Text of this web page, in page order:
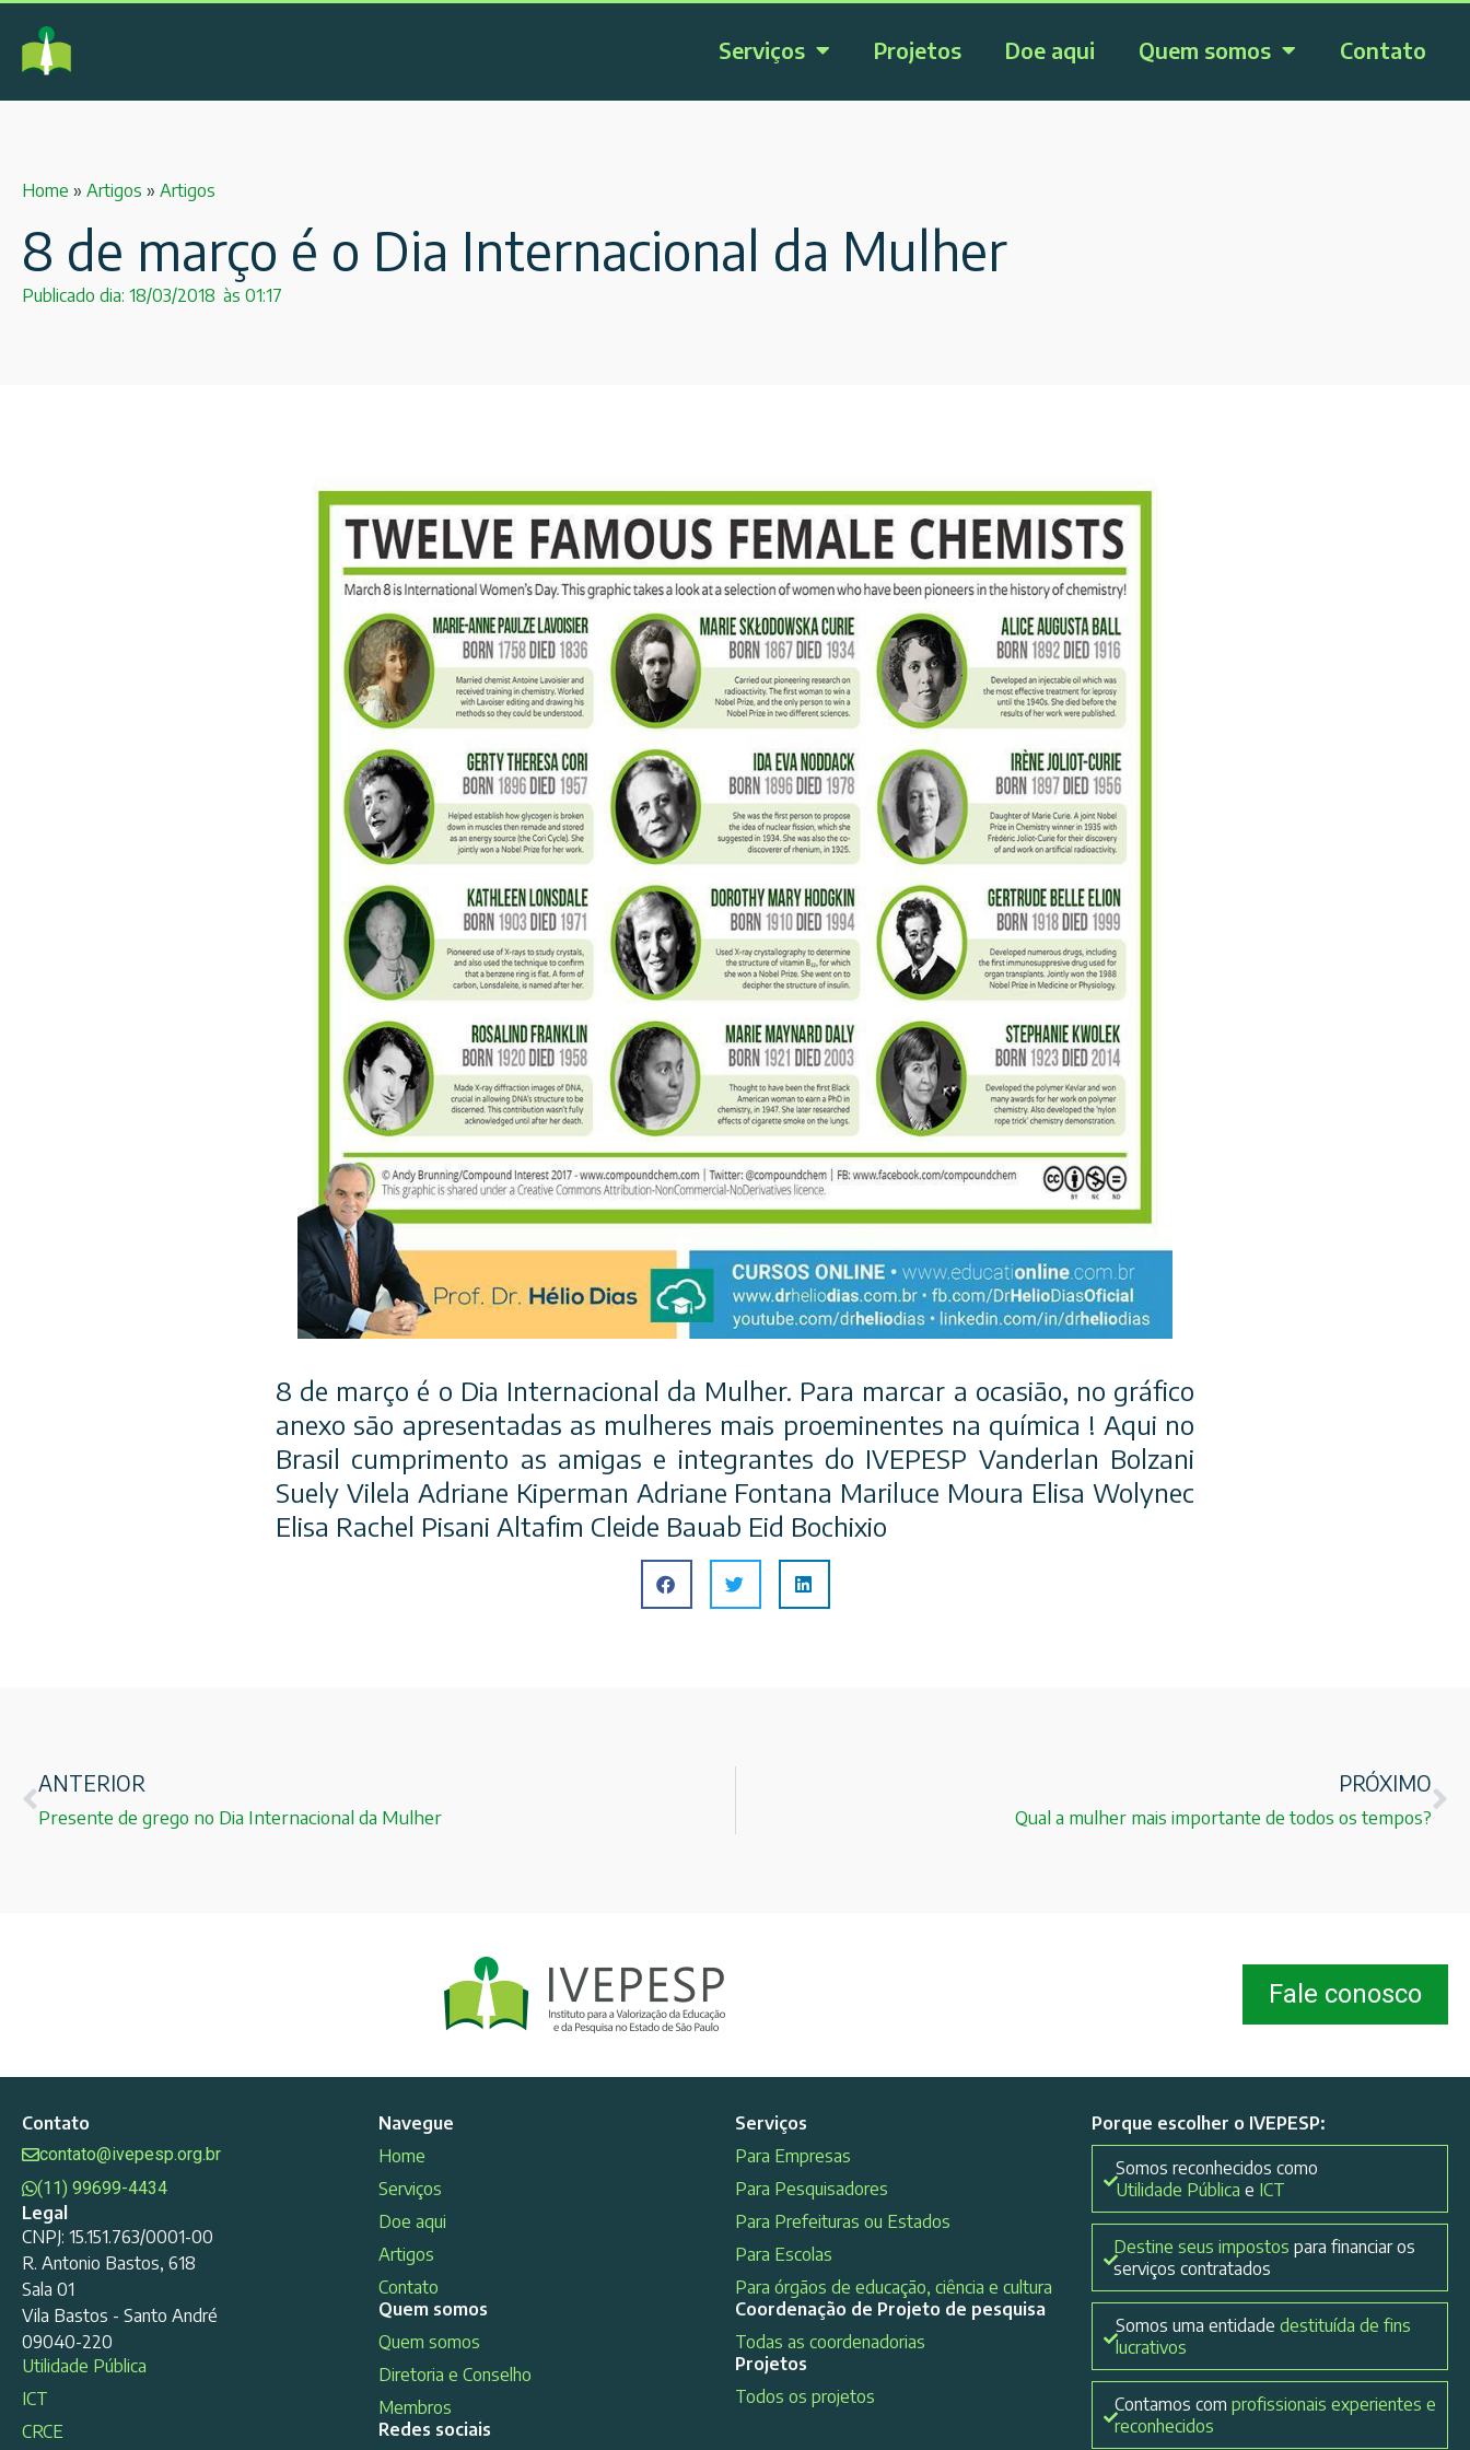
Serviços Projetos Doe aqui Quem somos Contato
Home » Artigos » Artigos
8 de março é o Dia Internacional da Mulher
Publicado dia: 18/03/2018 às 01:17
8 de março é o Dia Internacional da Mulher. Para marcar a ocasião, no gráfico
anexo são apresentadas as mulheres mais proeminentes na química ! Aqui no
Brasil cumprimento as amigas e integrantes do IVEPESP Vanderlan Bolzani
Suely Vilela Adriane Kiperman Adriane Fontana Mariluce Moura Elisa Wolynec
Elisa Rachel Pisani Altafim Cleide Bauab Eid Bochixio
ANTERIOR
Presente de grego no Dia Internacional da Mulher
PRÓXIMO
Qual a mulher mais importante de todos os tempos?
Fale conosco
Contato
contato@ivepesp.org.br
(11) 99699-4434
Legal
CNPJ: 15.151.763/0001-00
R. Antonio Bastos, 618
Sala 01
Vila Bastos - Santo André
09040-220
Utilidade Pública
ICT
CRCE
Navegue
Home
Serviços
Doe aqui
Artigos
Contato
Quem somos
Quem somos
Diretoria e Conselho
Membros
Redes sociais
Serviços
Para Empresas
Para Pesquisadores
Para Prefeituras ou Estados
Para Escolas
Para órgãos de educação, ciência e cultura
Coordenação de Projeto de pesquisa
Todas as coordenadorias
Projetos
Todos os projetos
Porque escolher o IVEPESP:
Somos reconhecidos como
Utilidade Pública e ICT
Destine seus impostos para financiar os
serviços contratados
Somos uma entidadedestituída de fins
lucrativos
Contamos com profissionais experientes e
reconhecidos